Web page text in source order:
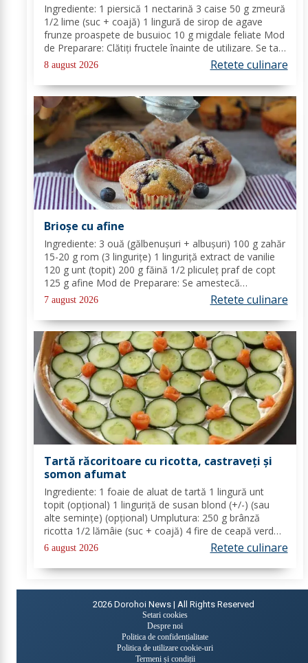
Ingrediente: 1 piersică 1 nectarină 3 caise 50 g zmeură
1/2 lime (suc + coajă) 1 lingură de sirop de agave
frunze proaspete de busuioc 10 g migdale feliate Mod
de Preparare: Clătiți fructele înainte de utilizare. Se taie
piersicile, nectarinele și caisele în felii subțiri. Stoarceți
lămâia și...
8 august 2026 Retete culinare
Brioșe cu afine
Ingrediente: 3 ouă (gălbenușuri + albușuri) 100 g zahăr
15-20 g rom (3 lingurițe) 1 linguriță extract de vanilie
120 g unt (topit) 200 g făină 1/2 pliculeț praf de copt
125 g afine Mod de Preparare: Se amestecă
gălbenușurile cu zahărul, romul și vanilia. Se adaugă
untul topit, făina și praful de...
7 august 2026 Retete culinare
Tartă răcoritoare cu ricotta, castraveți și
somon afumat
Ingrediente: 1 foaie de aluat de tartă 1 lingură unt
topit (opțional) 1 linguriță de susan blond (+/-) (sau
alte semințe) (opțional) Umplutura: 250 g brânză
ricotta 1/2 lămâie (suc + coajă) 4 fire de ceapă verde
(+/-) piper Toppinguri: 1 castravete 80 gr somon
afumat 1 linguriță semințe de susan...
6 august 2026 Retete culinare
2026 Dorohoi News | All Rights Reserved
Setari cookies
Despre noi
Politica de confidențialitate
Politica de utilizare cookie-uri
Termeni și condiții